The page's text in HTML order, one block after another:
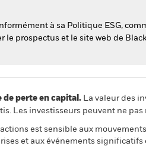
à sa Politique ESG,
le prospectus et le site web de
de perte en capital. La valeur des
Les investisseurs peuvent ne
est sensible aux
et aux événements significatifs